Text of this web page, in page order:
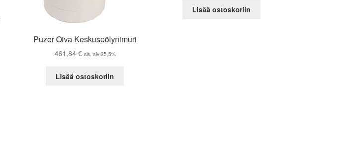
Puzer Oiva Keskuspölynimuri
461,84 € sis. alv 25,5%
Lisää ostoskoriin
Lisää ostoskoriin